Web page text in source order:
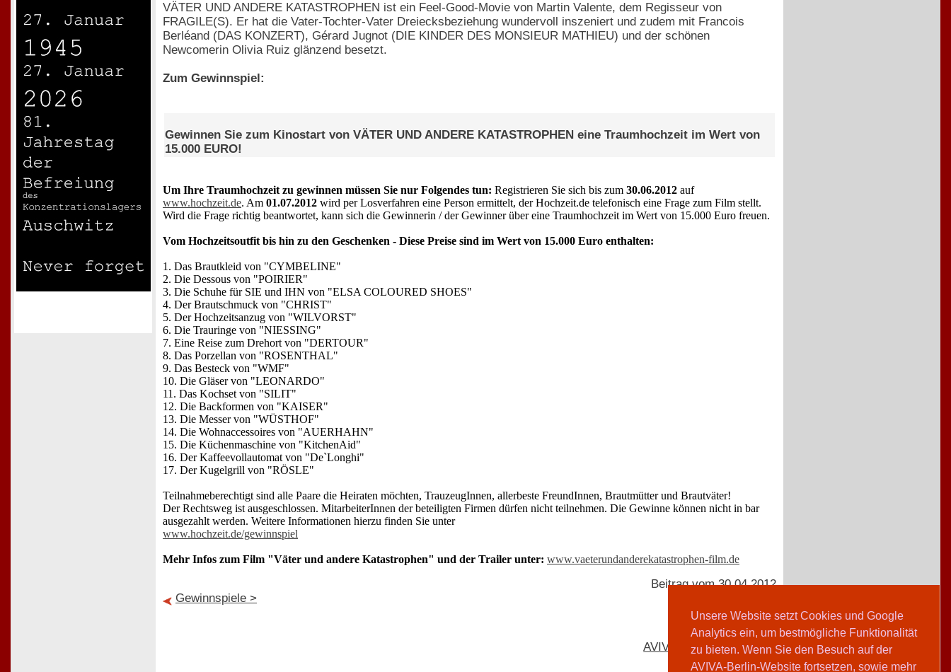
Unsere Website setzt Cookies und Google
Analytics ein, um bestmögliche Funktionalität
zu bieten. Wenn Sie den Besuch auf der
AVIVA-Berlin-Website fortsetzen, sowie mehr
VÄTER UND ANDERE KATASTROPHEN ist ein Feel-Good-Movie von Martin Valente, dem Regisseur von
FRAGILE(S). Er hat die Vater-Tochter-Vater Dreiecksbeziehung wundervoll inszeniert und zudem mit Francois
Berléand (DAS KONZERT), Gérard Jugnot (DIE KINDER DES MONSIEUR MATHIEU) und der schönen
Newcomerin Olivia Ruiz glänzend besetzt.
Zum Gewinnspiel:
Gewinnen Sie zum Kinostart von VÄTER UND ANDERE KATASTROPHEN eine Traumhochzeit im Wert von
15.000 EURO!
Um Ihre Traumhochzeit zu gewinnen müssen Sie nur Folgendes tun: Registrieren Sie sich bis zum 30.06.2012 auf
www.hochzeit.de. Am 01.07.2012 wird per Losverfahren eine Person ermittelt, der Hochzeit.de telefonisch eine Frage zum Film stellt.
Wird die Frage richtig beantwortet, kann sich die Gewinnerin / der Gewinner über eine Traumhochzeit im Wert von 15.000 Euro freuen.
Vom Hochzeitsoutfit bis hin zu den Geschenken - Diese Preise sind im Wert von 15.000 Euro enthalten:
1. Das Brautkleid von "CYMBELINE"
2. Die Dessous von "POIRIER"
3. Die Schuhe für SIE und IHN von "ELSA COLOURED SHOES"
4. Der Brautschmuck von "CHRIST"
5. Der Hochzeitsanzug von "WILVORST"
6. Die Trauringe von "NIESSING"
7. Eine Reise zum Drehort von "DERTOUR"
8. Das Porzellan von "ROSENTHAL"
9. Das Besteck von "WMF"
10. Die Gläser von "LEONARDO"
11. Das Kochset von "SILIT"
12. Die Backformen von "KAISER"
13. Die Messer von "WÜSTHOF"
14. Die Wohnaccessoires von "AUERHAHN"
15. Die Küchenmaschine von "KitchenAid"
16. Der Kaffeevollautomat von "De`Longhi"
17. Der Kugelgrill von "RÖSLE"
Teilnahmeberechtigt sind alle Paare die Heiraten möchten, TrauzeugInnen, allerbeste FreundInnen, Brautmütter und Brautväter!
Der Rechtsweg ist ausgeschlossen. MitarbeiterInnen der beteiligten Firmen dürfen nicht teilnehmen. Die Gewinne können nicht in bar
ausgezahlt werden. Weitere Informationen hierzu finden Sie unter
www.hochzeit.de/gewinnspiel
Mehr Infos zum Film "Väter und andere Katastrophen" und der Trailer unter: www.vaeterundanderekatastrophen-film.de
Gewinnspiele >
Beitrag vom 30.04.2012
AVIVA-Redaktion